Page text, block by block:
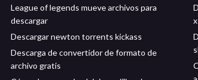
League of legends mueve archivos para
descargar
Descargar newton torrents kickass
Descarga de convertidor de formato de
archivo gratis